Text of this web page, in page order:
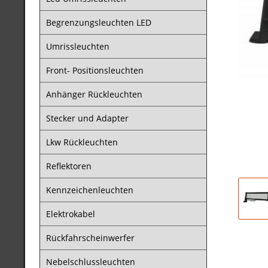
Begrenzungsleuchten LED
Umrissleuchten
Front- Positionsleuchten
Anhänger Rückleuchten
Stecker und Adapter
Lkw Rückleuchten
Reflektoren
Kennzeichenleuchten
Elektrokabel
Rückfahrscheinwerfer
Nebelschlussleuchten